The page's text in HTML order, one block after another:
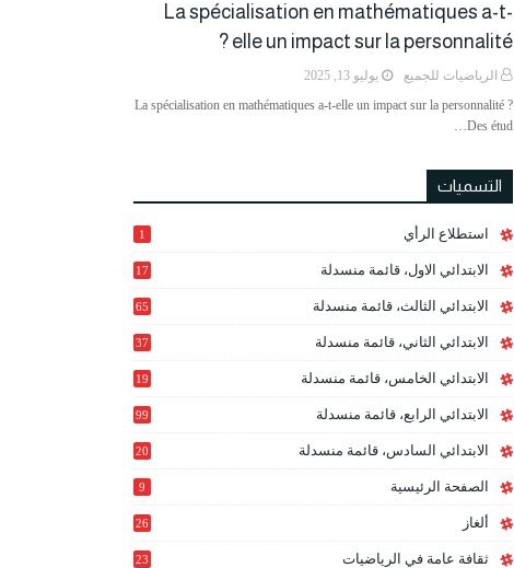
La spécialisation en mathématiques a-t-
elle un impact sur la personnalité ?
الرياضيات للجميع
يوليو 13, 2025
La spécialisation en mathématiques a-t-elle un impact sur la personnalité ?
Des étud…
التسميات
استطلاع الرأي 1
الابتدائي الاول، قائمة منسدلة 17
الابتدائي الثالث، قائمة منسدلة 65
الابتدائي الثاني، قائمة منسدلة 37
الابتدائي الخامس، قائمة منسدلة
19
الابتدائي الرابع، قائمة منسدلة 99
الابتدائي السادس، قائمة منسدلة
20
الصفحة الرئيسية 9
ألغاز 26
ثقافة عامة في الرياضيات 23